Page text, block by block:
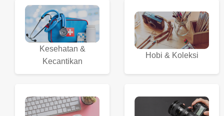
Kesehatan &
Kecantikan
Hobi & Koleksi